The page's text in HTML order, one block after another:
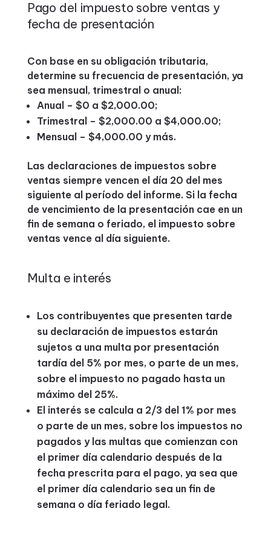
Pago del impuesto sobre ventas y
fecha de presentación
Con base en su obligación tributaria,
determine su frecuencia de presentación, ya
sea mensual, trimestral o anual:
Anual – $0 a $2,000.00;
Trimestral – $2,000.00 a $4,000.00;
Mensual – $4,000.00 y más.
Las declaraciones de impuestos sobre
ventas siempre vencen el día 20 del mes
siguiente al período del informe. Si la fecha
de vencimiento de la presentación cae en un
fin de semana o feriado, el impuesto sobre
ventas vence al día siguiente.
Multa e interés
Los contribuyentes que presenten tarde
su declaración de impuestos estarán
sujetos a una multa por presentación
tardía del 5% por mes, o parte de un mes,
sobre el impuesto no pagado hasta un
máximo del 25%.
El interés se calcula a 2/3 del 1% por mes
o parte de un mes, sobre los impuestos no
pagados y las multas que comienzan con
el primer día calendario después de la
fecha prescrita para el pago, ya sea que
el primer día calendario sea un fin de
semana o día feriado legal.